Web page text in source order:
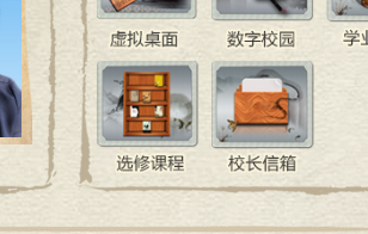
信丽梅个人简介 王静美个人简介